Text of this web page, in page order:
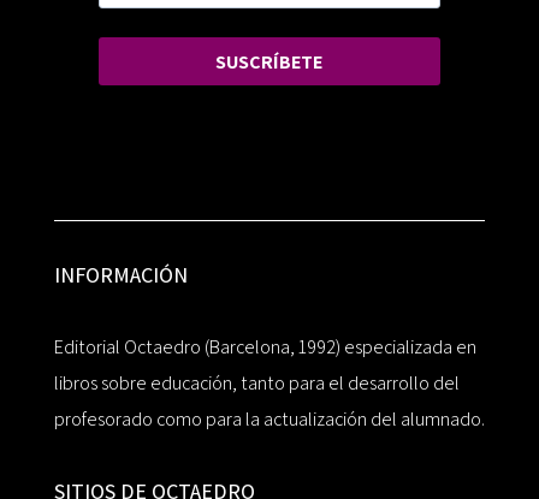
SUSCRÍBETE
INFORMACIÓN
Editorial Octaedro (Barcelona, 1992) especializada en
libros sobre educación, tanto para el desarrollo del
profesorado como para la actualización del alumnado.
SITIOS DE OCTAEDRO